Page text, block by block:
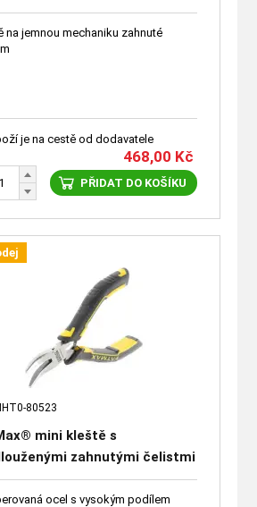
na jemnou mechaniku zahnuté
je na cestě od dodavatele
468,00 Kč
PŘIDAT DO KOŠÍKU
80523
mini kleště s
zahnutými čelistmi
ocel s vysokým podílem